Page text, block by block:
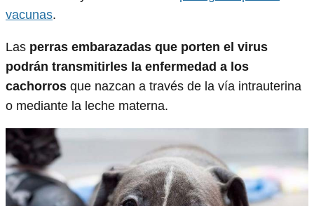
vacunas.
Las perras embarazadas que porten el virus
podrán transmitirles la enfermedad a los
cachorros que nazcan a través de la vía intrauterina
o mediante la leche materna.